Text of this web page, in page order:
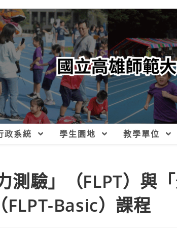
政系統 學生園地 教學單位
測驗」（FLPT）與
Basic）課程